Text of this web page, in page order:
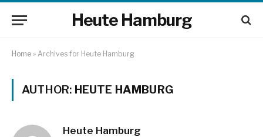
Heute Hamburg
Home » Archives for Heute Hamburg
AUTHOR: HEUTE HAMBURG
Heute Hamburg